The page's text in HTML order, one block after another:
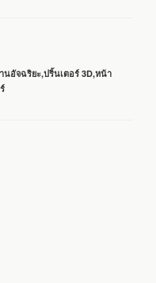
นอัจฉริยะ,ปริ้นเตอร์ 3D,หน้า